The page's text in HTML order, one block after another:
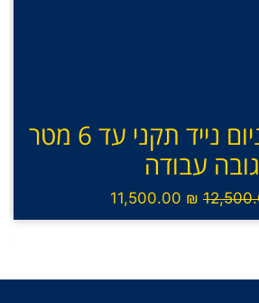
פיגום אלומיניום נייד תקני עד 6 מטר
גובה עבודה
₪